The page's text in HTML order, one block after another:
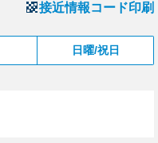
接近情報コード印刷
日曜/祝日